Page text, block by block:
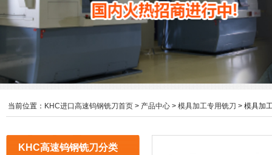
当前位置： KHC进口高速钨钢铣刀首页 > 产品中心 > 模具加工专用铣刀 > 模具加
KHC高速钨钢铣刀分类